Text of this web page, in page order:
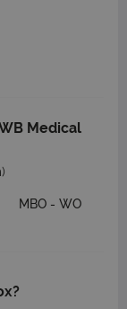
Medical
MBO - WO